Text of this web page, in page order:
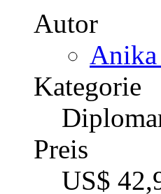
Autor
Kategorie
Preis
US$